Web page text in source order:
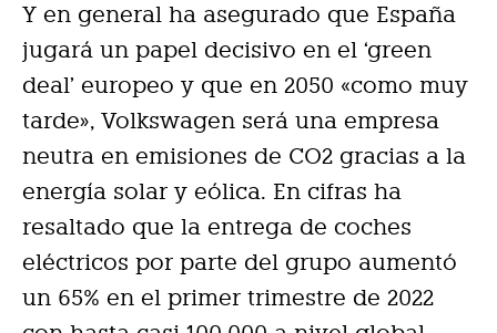
Y en general ha asegurado que España
jugará un papel decisivo en el ‘green
deal’ europeo y que en 2050 «como muy
tarde», Volkswagen será una empresa
neutra en emisiones de CO2 gracias a la
energía solar y eólica. En cifras ha
resaltado que la entrega de coches
eléctricos por parte del grupo aumentó
un 65% en el primer trimestre de 2022